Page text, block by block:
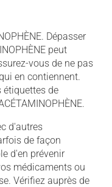
Dépasser
peut
vous de ne pas
en contiennent.
étiquettes de
d'autres
de façon
d'en prévenir
médicaments ou
Vérifiez auprès de